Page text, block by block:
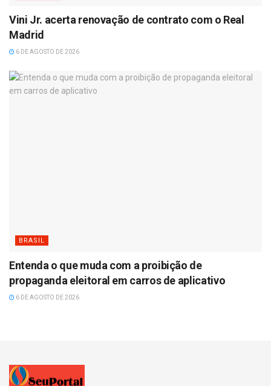
Vini Jr. acerta renovação de contrato com o Real
Madrid
6 DE AGOSTO DE 2026
BRASIL
Entenda o que muda com a proibição de
propaganda eleitoral em carros de aplicativo
6 DE AGOSTO DE 2026